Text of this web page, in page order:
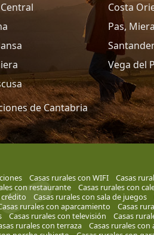
Costa
Pas,
Vega del
de Cantabria
Casas rurales con WIFI Casas
con restaurante Casas rurales con
Casas rurales con sala de juegos
rurales con aparcamiento Casas
Casas rurales con televisión Casas
rurales con terraza Casas rurales con